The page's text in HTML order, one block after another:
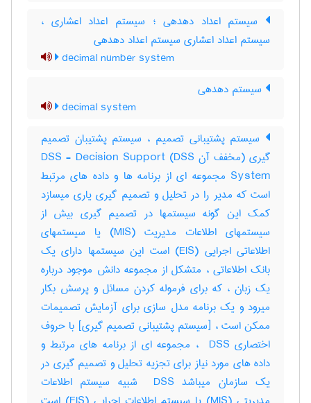
سیستم اعداد دهدهی ؛ سیستم اعداد اعشاری ،
سیستم اعداد اعشاری سیستم اعداد دهدهی
decimal number system
سیستم دهدهی
decimal system
سیستم پشتیبانی تصمیم ، سیستم پشتیبان تصمیم
گیری (مخفف آن DSS) DSS - Decision Support
System مجموعه ای از برنامه ها و داده های مرتبط
است که مدیر را در تحلیل و تصمیم گیری یاری میسازد
کمک این گونه سیستمها در تصمیم گیری بیش از
سیستمهای اطلاعات مدیریت (MIS) یا سیستمهای
اطلاعاتی اجرایی (EIS) است این سیستمها دارای یک
بانک اطلاعاتی ، متشکل از مجموعه دانش موجود درباره
یک زبان ، که برای فرموله کردن مسائل و پرسش بکار
میرود و یک برنامه مدل سازی برای آزمایش تصمیمات
ممکن است ، [سیستم پشتیبانی تصمیم گیری] با حروف
اختصاری ‎ DSS ، مجموعه ای از برنامه های مرتبط و
داده های مورد نیاز برای تجزیه تحلیل و تصمیم گیری در
یک سازمان میباشد ‎ DSS شبیه سیستم اطلاعات